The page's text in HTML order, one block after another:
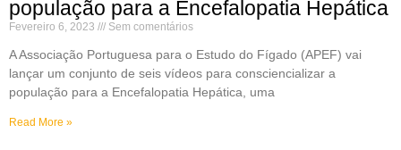
população para a Encefalopatia Hepática
Fevereiro 6, 2023 Sem comentários
A Associação Portuguesa para o Estudo do Fígado (APEF) vai
lançar um conjunto de seis vídeos para consciencializar a
população para a Encefalopatia Hepática, uma
Read More »